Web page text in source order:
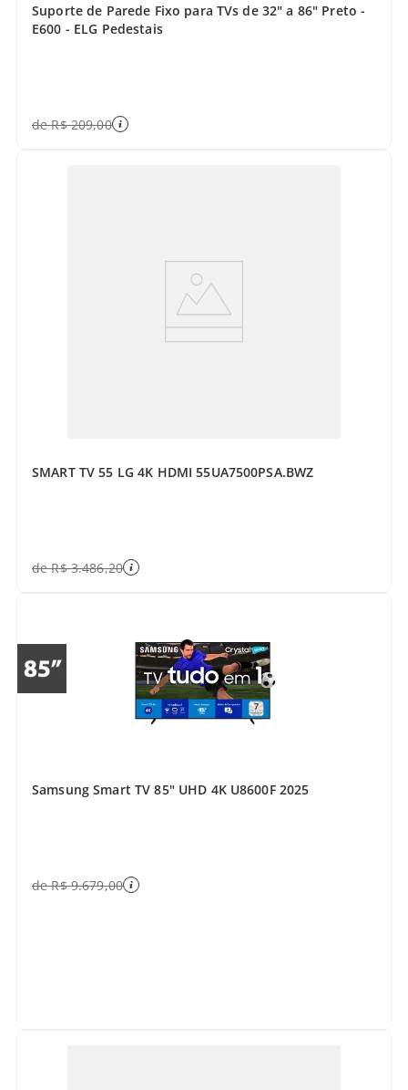
Suporte de Parede Fixo para TVs de 32" a 86" Preto -
E600 - ELG Pedestais
deR$ 209,00
SMART TV 55 LG 4K HDMI 55UA7500PSA.BWZ
deR$ 3.486,20
Samsung Smart TV 85" UHD 4K U8600F 2025
deR$ 9.679,00